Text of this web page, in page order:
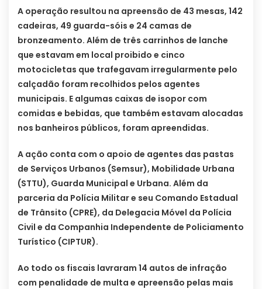
A operação resultou na apreensão de 43 mesas, 142
cadeiras, 49 guarda-sóis e 24 camas de
bronzeamento. Além de três carrinhos de lanche
que estavam em local proibido e cinco
motocicletas que trafegavam irregularmente pelo
calçadão foram recolhidos pelos agentes
municipais. E algumas caixas de isopor com
comidas e bebidas, que também estavam alocadas
nos banheiros públicos, foram apreendidas.
A ação conta com o apoio de agentes das pastas
de Serviços Urbanos (Semsur), Mobilidade Urbana
(STTU), Guarda Municipal e Urbana. Além da
parceria da Polícia Militar e seu Comando Estadual
de Trânsito (CPRE), da Delegacia Móvel da Polícia
Civil e da Companhia Independente de Policiamento
Turístico (CIPTUR).
Ao todo os fiscais lavraram 14 autos de infração
com penalidade de multa e apreensão pelas mais